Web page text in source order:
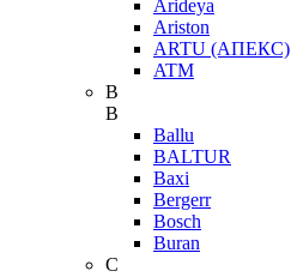
Arideya
Ariston
ARTU (АПЕКС)
ATM
B
B
Ballu
BALTUR
Baxi
Bergerr
Bosch
Buran
C